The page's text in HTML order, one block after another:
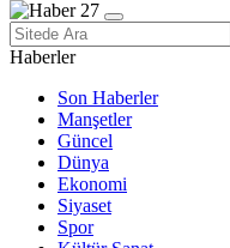
Haberler
Son Haberler
Manşetler
Güncel
Dünya
Ekonomi
Siyaset
Spor